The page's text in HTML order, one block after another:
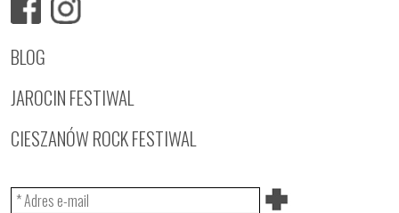
BLOG
JAROCIN FESTIWAL
CIESZANÓW ROCK FESTIWAL